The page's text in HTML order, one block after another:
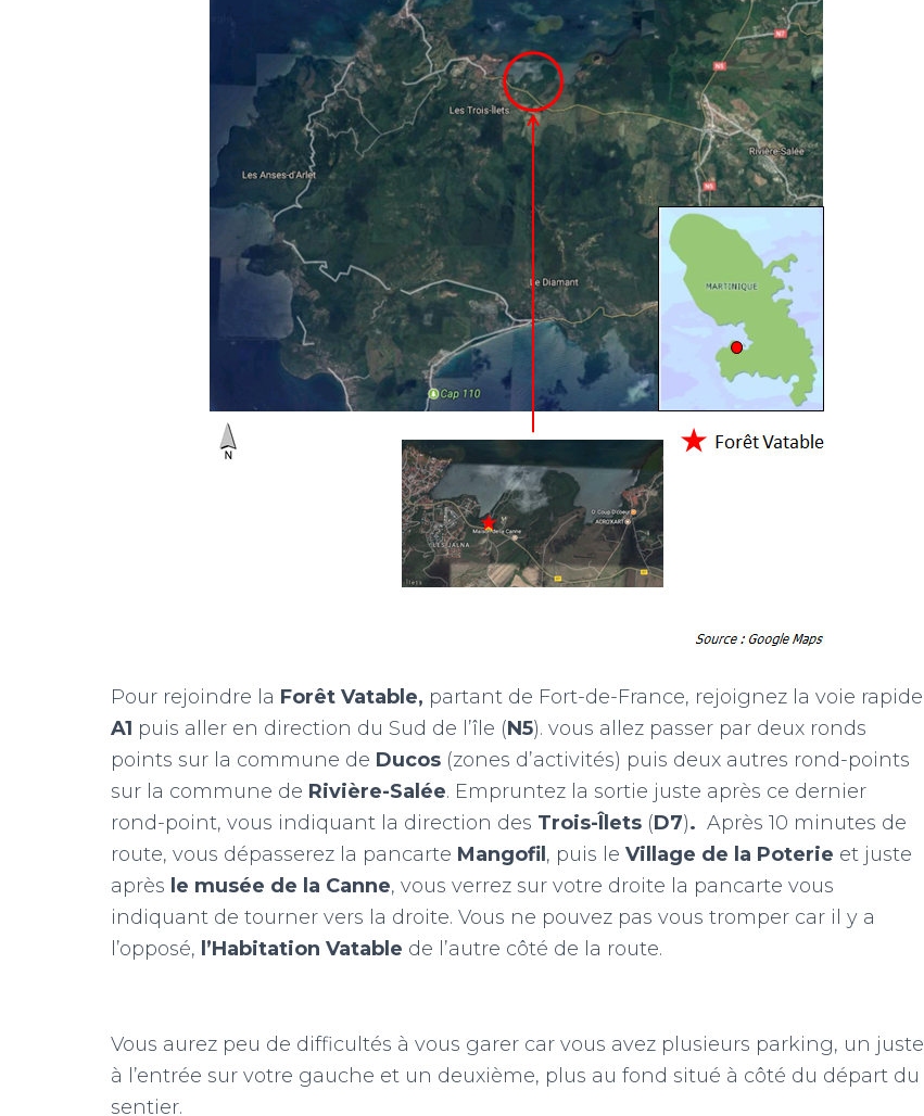
Pour rejoindre la Forêt Vatable, partant de Fort-de-France, rejoignez la voie rapide
A1 puis aller en direction du Sud de l’île (N5). vous allez passer par deux ronds
points sur la commune de Ducos (zones d’activités) puis deux autres rond-points
sur la commune de Rivière-Salée. Empruntez la sortie juste après ce dernier
rond-point, vous indiquant la direction des Trois-Îlets (D7). Après 10 minutes de
route, vous dépasserez la pancarte Mangofil, puis le Village de la Poterie et juste
après le musée de la Canne, vous verrez sur votre droite la pancarte vous
indiquant de tourner vers la droite. Vous ne pouvez pas vous tromper car il y a
l’opposé, l’Habitation Vatable de l’autre côté de la route.
Vous aurez peu de difficultés à vous garer car vous avez plusieurs parking, un juste
à l’entrée sur votre gauche et un deuxième, plus au fond situé à côté du départ du
sentier.